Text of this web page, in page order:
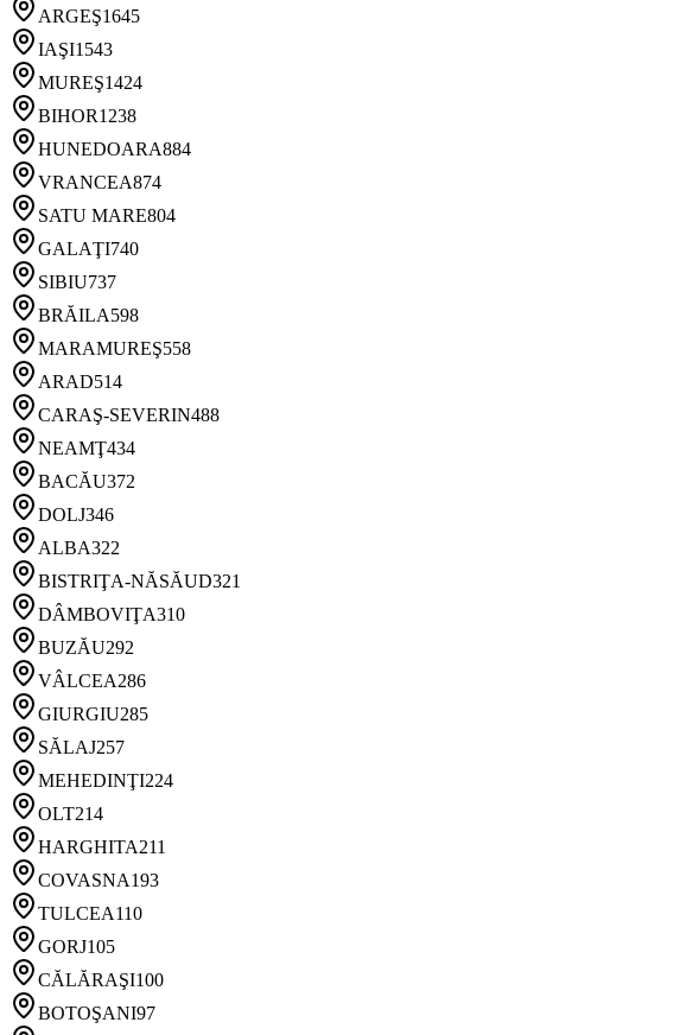
ARGEŞ1645
IAŞI1543
MUREŞ1424
BIHOR1238
HUNEDOARA884
VRANCEA874
SATU MARE804
GALAŢI740
SIBIU737
BRĂILA598
MARAMUREŞ558
ARAD514
CARAŞ-SEVERIN488
NEAMŢ434
BACĂU372
DOLJ346
ALBA322
BISTRIŢA-NĂSĂUD321
DÂMBOVIŢA310
BUZĂU292
VÂLCEA286
GIURGIU285
SĂLAJ257
MEHEDINŢI224
OLT214
HARGHITA211
COVASNA193
TULCEA110
GORJ105
CĂLĂRAŞI100
BOTOŞANI97